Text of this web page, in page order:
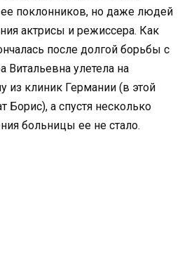
ее поклонников, но даже людей
актрисы и режиссера. Как
после долгой борьбы с
Витальевна улетела на
из клиник Германии (в этой
Борис), а спустя несколько
больницы ее не стало.